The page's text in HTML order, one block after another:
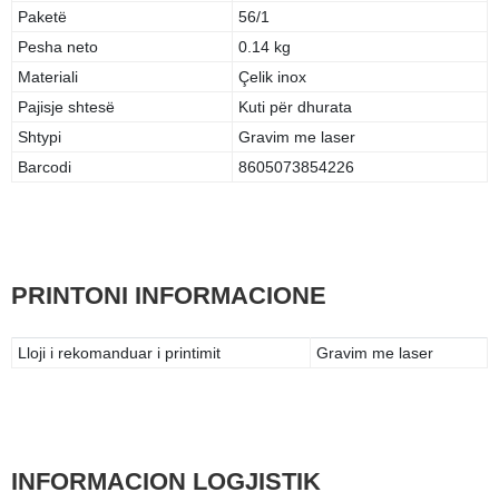
Paketë
56/1
Pesha neto
0.14 kg
Materiali
Çelik inox
Pajisje shtesë
Kuti për dhurata
Shtypi
Gravim me laser
Barcodi
8605073854226
PRINTONI INFORMACIONE
Lloji i rekomanduar i printimit Gravim me laser
INFORMACION LOGJISTIK